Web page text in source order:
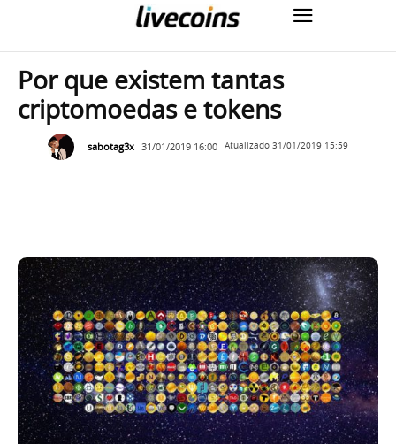
Por que existem tantas
criptomoedas e tokens
sabotag3x 31/01/2019 16:00 Atualizado 31/01/2019 15:59